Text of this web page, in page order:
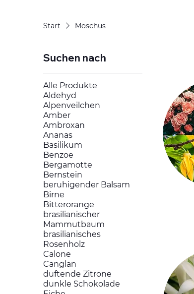
Start Moschus
Suchen nach
Alle Produkte
Aldehyd
Alpenveilchen
Amber
Ambroxan
Ananas
Basilikum
Benzoe
Bergamotte
Bernstein
beruhigender Balsam
Birne
Bitterorange
brasilianischer
Mammutbaum
brasilianisches
Rosenholz
Calone
Canglan
duftende Zitrone
dunkle Schokolade